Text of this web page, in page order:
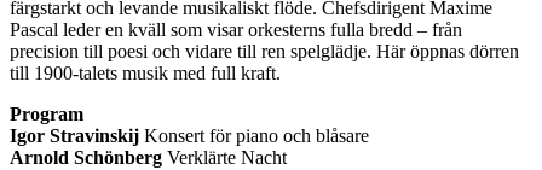
färgstarkt och levande musikaliskt flöde. Chefsdirigent Maxime
Pascal leder en kväll som visar orkesterns fulla bredd – från
precision till poesi och vidare till ren spelglädje. Här öppnas dörren
till 1900-talets musik med full kraft.
Program
Igor Stravinskij Konsert för piano och blåsare
Arnold Schönberg Verklärte Nacht